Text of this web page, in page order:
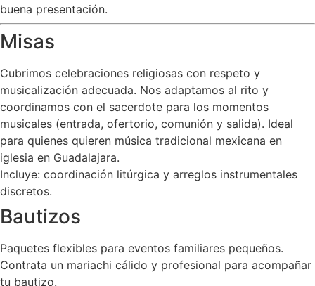
buena presentación.
Misas
Cubrimos celebraciones religiosas con respeto y
musicalización adecuada. Nos adaptamos al rito y
coordinamos con el sacerdote para los momentos
musicales (entrada, ofertorio, comunión y salida). Ideal
para quienes quieren música tradicional mexicana en
iglesia en Guadalajara.
Incluye: coordinación litúrgica y arreglos instrumentales
discretos.
Bautizos
Paquetes flexibles para eventos familiares pequeños.
Contrata un mariachi cálido y profesional para acompañar
tu bautizo.